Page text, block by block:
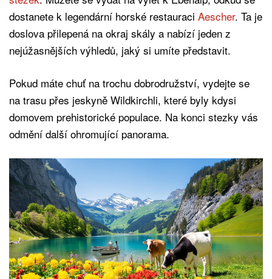
dostanete k legendární horské restauraci Aescher. Ta je
doslova přilepená na okraj skály a nabízí jeden z
nejúžasnějších výhledů, jaký si umíte představit.
Pokud máte chuť na trochu dobrodružství, vydejte se
na trasu přes jeskyně Wildkirchli, které byly kdysi
domovem prehistorické populace. Na konci stezky vás
odmění další ohromující panorama.